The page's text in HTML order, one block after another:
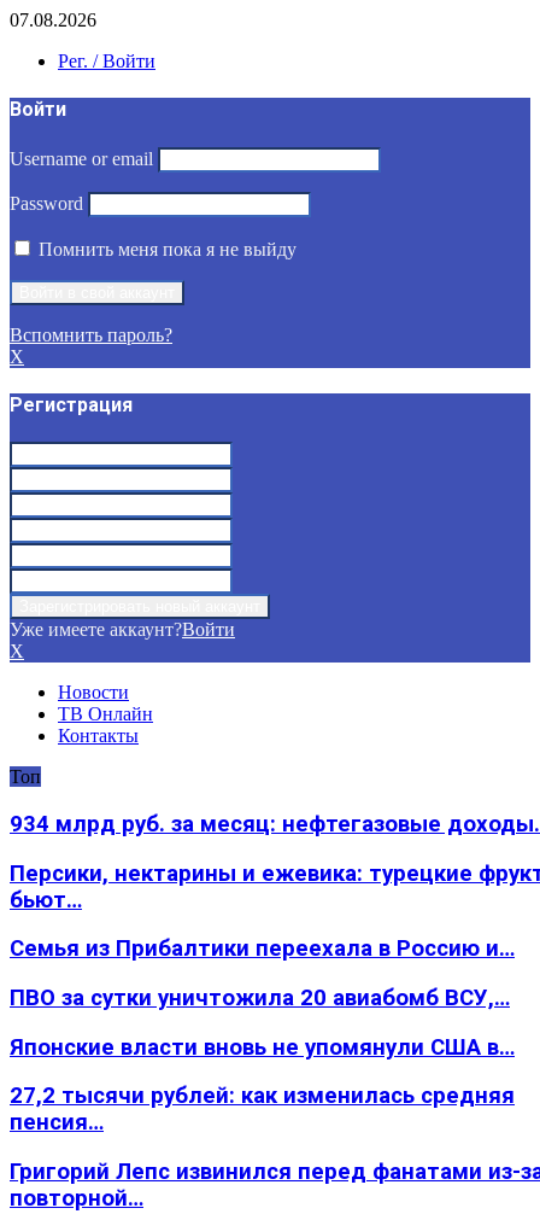
07.08.2026
Рег. / Войти
Войти
Username or email
Password
Помнить меня пока я не выйду
Вспомнить пароль?
X
Регистрация
Уже имеете аккаунт?Войти
X
Новости
ТВ Онлайн
Контакты
Топ
934 млрд руб. за месяц: нефтегазовые
Персики, нектарины и ежевика: турецкие
бьют…
Семья из Прибалтики переехала в Россию и…
ПВО за сутки уничтожила 20 авиабомб ВСУ,…
Японские власти вновь не упомянули США в…
27,2 тысячи рублей: как изменилась средняя
пенсия…
Григорий Лепс извинился перед фанатами из-
повторной…